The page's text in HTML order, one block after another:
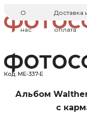
О
нас
Доставка
оплата
Код: ME-337-E
Альбом
с